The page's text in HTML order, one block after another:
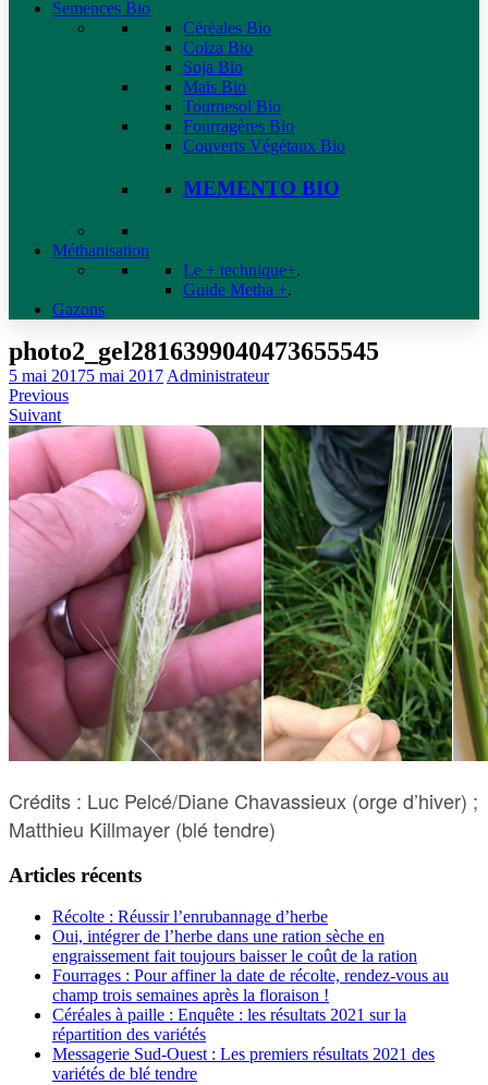
Semences Bio
Céréales Bio
Colza Bio
Soja Bio
Maïs Bio
Tournesol Bio
Fourragères Bio
Couverts Végétaux Bio
MEMENTO BIO
Méthanisation
Le + technique+.
Guide Metha +.
Gazons
photo2_gel2816399040473655545
5 mai 20175 mai 2017 Administrateur
Previous
Suivant
Crédits : Luc Pelcé/Diane Chavassieux (orge d’hiver) ;
Matthieu Killmayer (blé tendre)
Articles récents
Récolte : Réussir l’enrubannage d’herbe
Oui, intégrer de l’herbe dans une ration sèche en
engraissement fait toujours baisser le coût de la ration
Fourrages : Pour affiner la date de récolte, rendez-vous au
champ trois semaines après la floraison !
Céréales à paille : Enquête : les résultats 2021 sur la
répartition des variétés
Messagerie Sud-Ouest : Les premiers résultats 2021 des
variétés de blé tendre